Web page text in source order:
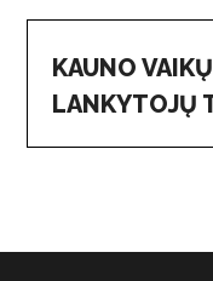
KAUNO
LANKYTOJŲ